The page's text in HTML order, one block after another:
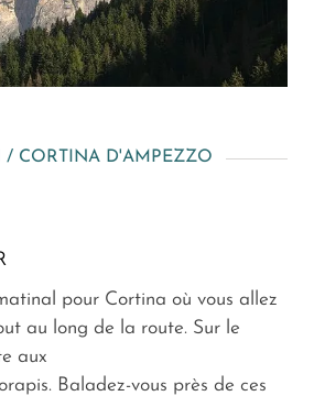
/ CORTINA D'AMPEZZO
pour Cortina où vous allez
au long de la route. Sur le
aux
Baladez-vous près de ces